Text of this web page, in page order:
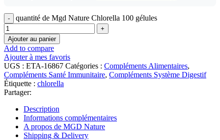
quantité de Mgd Nature Chlorella 100 gélules
Ajouter au panier
Add to compare
Ajouter à mes favoris
UGS : ETA-16867 Catégories : Compléments Alimentaires,
Compléments Santé Immunitaire, Compléments Système Digestif
Étiquette : chlorella
Partager:
Description
Informations complémentaires
A propos de MGD Nature
Shipping & Delivery